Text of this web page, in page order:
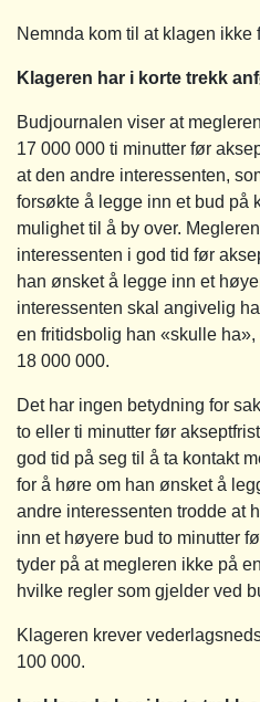
Nemnda kom til at klagen
Klageren har i korte trekk
Budjournalen viser at
17 000 000 ti minutter før
at den andre interessenten,
forsøkte å legge inn et bud på
mulighet til å by over.
interessenten i god tid før
han ønsket å legge inn et
interessenten skal angivelig
en fritidsbolig han «skulle
18 000 000.
Det har ingen betydning for
to eller ti minutter før
god tid på seg til å ta kontakt
for å høre om han ønsket å
andre interessenten trodde at
inn et høyere bud to minutter
tyder på at megleren ikke på
hvilke regler som gjelder ved
Klageren krever
100 000.